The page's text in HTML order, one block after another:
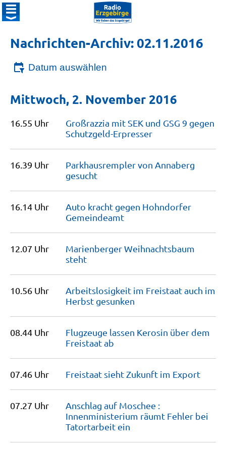
Nachrichten-Archiv: 02.11.2016
Datum auswählen
Mittwoch, 2. November 2016
16.55 Uhr
Großrazzia mit SEK und GSG 9 gegen
Schutzgeld-Erpresser
16.39 Uhr
Parkhausrempler von Annaberg
gesucht
16.14 Uhr
Auto kracht gegen Hohndorfer
Gemeindeamt
12.07 Uhr
Marienberger Weihnachtsbaum
steht
10.56 Uhr
Arbeitslosigkeit im Freistaat auch im
Herbst gesunken
08.44 Uhr
Flugzeuge lassen Kerosin über dem
Freistaatab
07.46 Uhr Freistaat sieht Zukunft im Export
07.27 Uhr
Anschlag auf Moschee :
Innenministerium räumt Fehler bei
Tatortarbeit ein